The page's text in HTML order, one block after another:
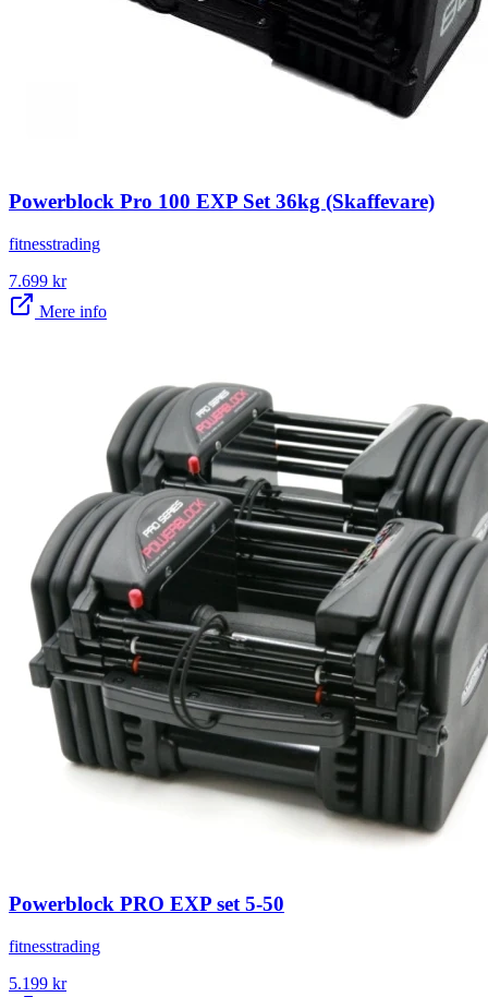
Powerblock Pro 100 EXP Set 36kg (Skaffevare)
fitnesstrading
7.699 kr
Mere info
Powerblock PRO EXP set 5-50
fitnesstrading
5.199 kr